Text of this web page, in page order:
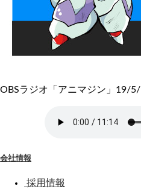
OBSラジオ「アニマジン」19/
会社情報
採用情報